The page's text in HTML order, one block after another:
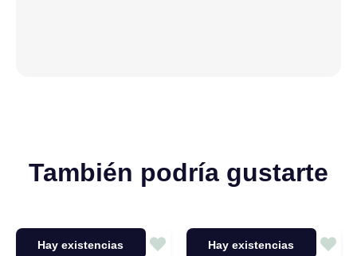
También podría gustarte
Hay existencias Hay existencias